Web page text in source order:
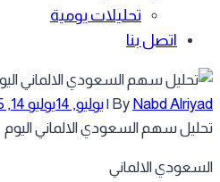
تحليلات يومية
اتصل بنا
ByNabd
|يوليو, 14
يوليو 14, 2025
سهم السعودي الالماني اليوم
الالماني